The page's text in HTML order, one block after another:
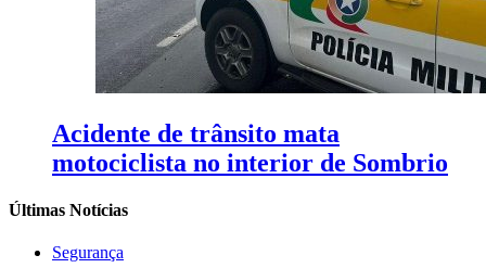
Acidente de trânsito mata
motociclista no interior de Sombrio
Últimas Notícias
Segurança